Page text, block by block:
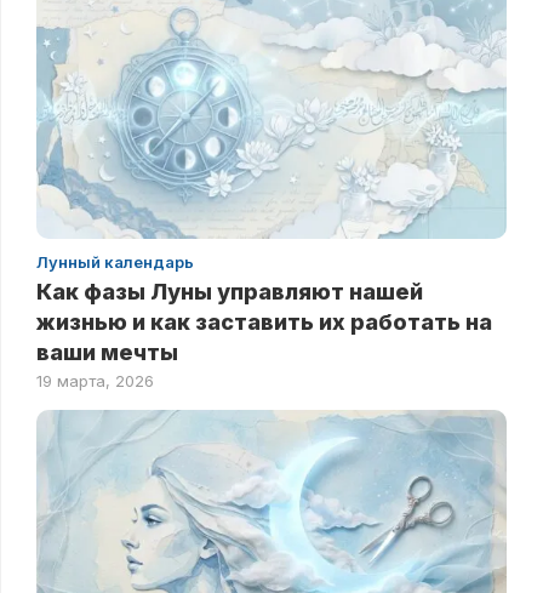
Лунный календарь
Как фазы Луны управляют нашей
жизнью и как заставить их работать на
ваши мечты
19 марта, 2026